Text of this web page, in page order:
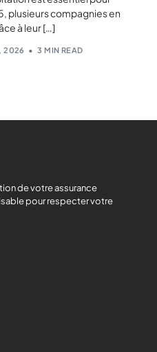
plusieurs compagnies en
à leur […]
2026 3 MIN READ
de votre assurance
pour respecter votre